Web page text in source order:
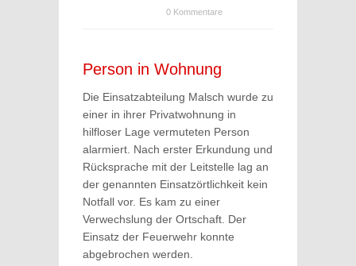
0 Kommentare
Person in Wohnung
Die Einsatzabteilung Malsch wurde zu
einer in ihrer Privatwohnung in
hilfloser Lage vermuteten Person
alarmiert. Nach erster Erkundung und
Rücksprache mit der Leitstelle lag an
der genannten Einsatzörtlichkeit kein
Notfall vor. Es kam zu einer
Verwechslung der Ortschaft. Der
Einsatz der Feuerwehr konnte
abgebrochen werden.